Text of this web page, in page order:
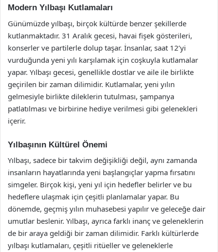
Modern Yılbaşı Kutlamaları
Günümüzde yılbaşı, birçok kültürde benzer şekillerde
kutlanmaktadır. 31 Aralık gecesi, havai fişek gösterileri,
konserler ve partilerle dolup taşar. İnsanlar, saat 12’yi
vurduğunda yeni yılı karşılamak için coşkuyla kutlamalar
yapar. Yılbaşı gecesi, genellikle dostlar ve aile ile birlikte
geçirilen bir zaman dilimidir. Kutlamalar, yeni yılın
gelmesiyle birlikte dileklerin tutulması, şampanya
patlatılması ve birbirine hediye verilmesi gibi gelenekleri
içerir.
Yılbaşının Kültürel Önemi
Yılbaşı, sadece bir takvim değişikliği değil, aynı zamanda
insanların hayatlarında yeni başlangıçlar yapma fırsatını
simgeler. Birçok kişi, yeni yıl için hedefler belirler ve bu
hedeflere ulaşmak için çeşitli planlamalar yapar. Bu
dönemde, geçmiş yılın muhasebesi yapılır ve geleceğe dair
umutlar beslenir. Yılbaşı, ayrıca farklı inanç ve geleneklerin
de bir araya geldiği bir zaman dilimidir. Farklı kültürlerde
yılbaşı kutlamaları, çeşitli ritüeller ve geleneklerle